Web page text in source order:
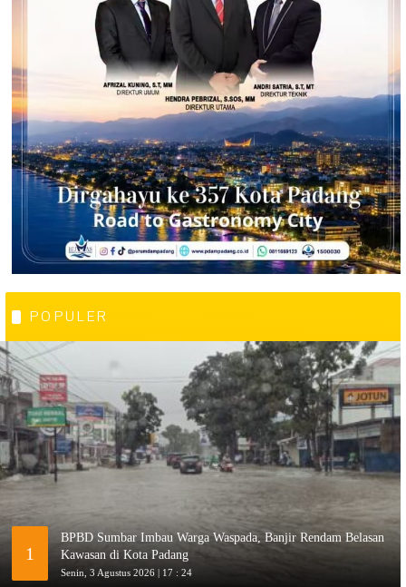
POPULER
1
BPBD Sumbar Imbau Warga Waspada, Banjir Rendam Belasan
Kawasan di Kota Padang
Senin, 3 Agustus 2026 | 17 : 24